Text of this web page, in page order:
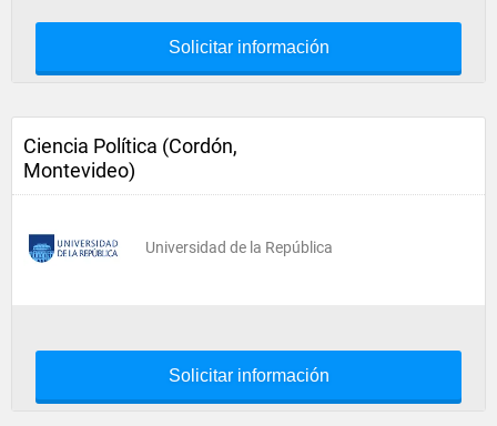
Solicitar información
Ciencia Política (Cordón,
Montevideo)
Universidad de la República
Solicitar información